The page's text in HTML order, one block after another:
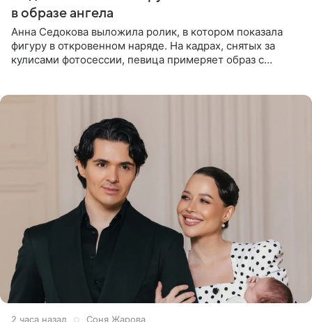
в образе ангела
Анна Седокова выложила ролик, в котором показала
фигуру в откровенном наряде. На кадрах, снятых за
кулисами фотосессии, певица примеряет образ с
2 часа назад Соня Жарова